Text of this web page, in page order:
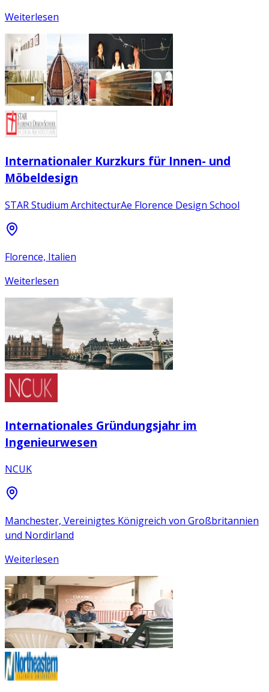
Weiterlesen
Internationaler Kurzkurs für Innen- und
Möbeldesign
STAR Studium ArchitecturAe Florence Design School
Florence, Italien
Weiterlesen
Internationales Gründungsjahr im
Ingenieurwesen
NCUK
Manchester, Vereinigtes Königreich von Großbritannien
und Nordirland
Weiterlesen